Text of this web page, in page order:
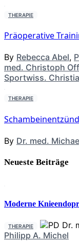
THERAPIE
Präoperative
By Rebecca Abel,
med. Christoph
Sportwiss.
THERAPIE
By Dr. med.
Neueste Beiträge
Moderne
THERAPIE
Philipp A. Michel